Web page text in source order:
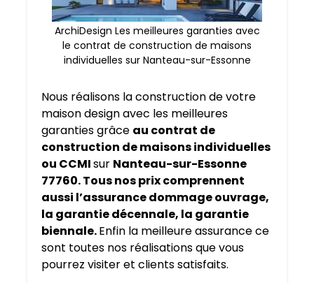
ArchiDesign Les meilleures garanties avec
le contrat de construction de maisons
individuelles sur Nanteau-sur-Essonne
Nous réalisons la construction de votre
maison design avec les meilleures
garanties grâce au contrat de
construction de maisons individuelles
ou CCMIsur Nanteau-sur-Essonne
77760. Tous nos prix comprennent
aussi l’assurance dommage ouvrage,
la garantie décennale, la garantie
biennale.Enfin la meilleure assurance ce
sont toutes nos réalisations que vous
pourrez visiter et clients satisfaits.